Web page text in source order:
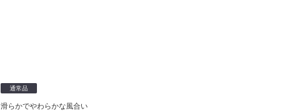
通常品
滑らかでやわらかな風合い